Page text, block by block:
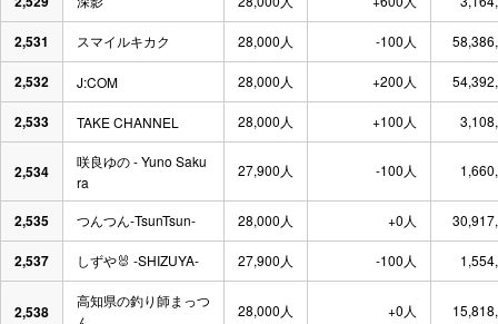
2,531 スマイルキカク 28,000人 -100人
2,532 J:COM 28,000人 +200人
2,533 TAKE CHANNEL 28,000人 +100人
2,534
咲良ゆの - Yuno Saku
ra
27,900人 -100人
2,535 つんつん-TsunTsun- 28,000人 +0人
2,537 しずや🐰 -SHIZUYA- 27,900人 -100人
2,538
高知県の釣り師まっつ
28,000人 +0人